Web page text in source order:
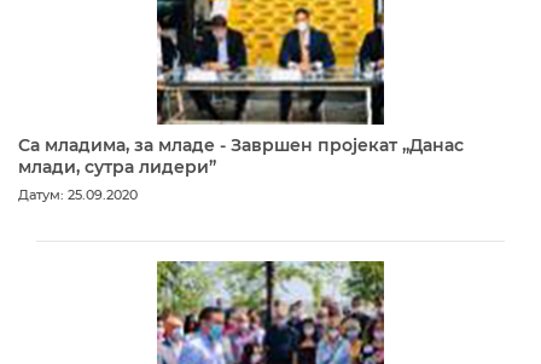
Са младима, за младе - Завршен пројекат „Данас
млади, сутра лидери”
Датум: 25.09.2020